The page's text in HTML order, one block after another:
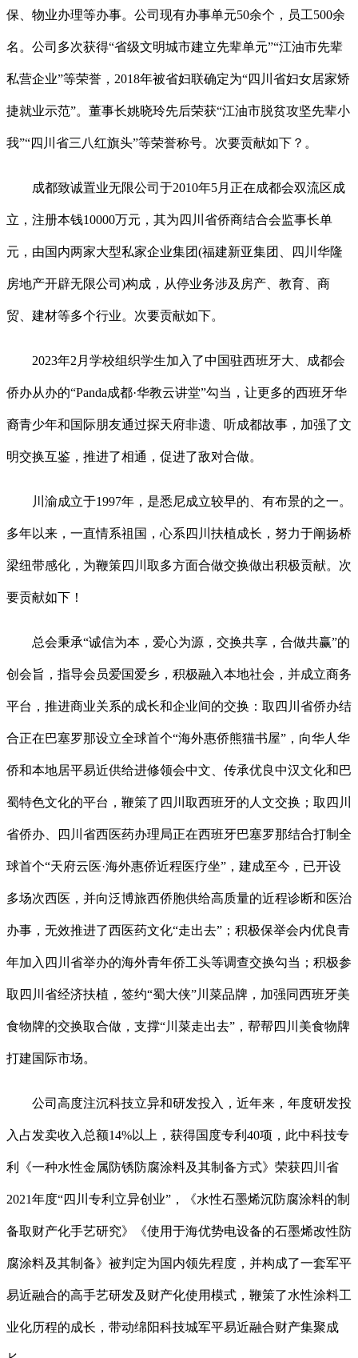
保、物业办理等办事。公司现有办事单元50余个，员工500余
名。公司多次获得“省级文明城市建立先辈单元”“江油市先辈
私营企业”等荣誉，2018年被省妇联确定为“四川省妇女居家矫
捷就业示范”。董事长姚晓玲先后荣获“江油市脱贫攻坚先辈小
我”“四川省三八红旗头”等荣誉称号。次要贡献如下？。
成都致诚置业无限公司于2010年5月正在成都会双流区成
立，注册本钱10000万元，其为四川省侨商结合会监事长单
元，由国内两家大型私家企业集团(福建新亚集团、四川华隆
房地产开辟无限公司)构成，从停业务涉及房产、教育、商
贸、建材等多个行业。次要贡献如下。
2023年2月学校组织学生加入了中国驻西班牙大、成都会
侨办从办的“Panda成都·华教云讲堂”勾当，让更多的西班牙华
裔青少年和国际朋友通过探天府非遗、听成都故事，加强了文
明交换互鉴，推进了相通，促进了敌对合做。
川渝成立于1997年，是悉尼成立较早的、有布景的之一。
多年以来，一直情系祖国，心系四川扶植成长，努力于阐扬桥
梁纽带感化，为鞭策四川取多方面合做交换做出积极贡献。次
要贡献如下！
总会秉承“诚信为本，爱心为源，交换共享，合做共赢”的
创会旨，指导会员爱国爱乡，积极融入本地社会，并成立商务
平台，推进商业关系的成长和企业间的交换：取四川省侨办结
合正在巴塞罗那设立全球首个“海外惠侨熊猫书屋”，向华人华
侨和本地居平易近供给进修领会中文、传承优良中汉文化和巴
蜀特色文化的平台，鞭策了四川取西班牙的人文交换；取四川
省侨办、四川省西医药办理局正在西班牙巴塞罗那结合打制全
球首个“天府云医·海外惠侨近程医疗坐”，建成至今，已开设
多场次西医，并向泛博旅西侨胞供给高质量的近程诊断和医治
办事，无效推进了西医药文化“走出去”；积极保举会内优良青
年加入四川省举办的海外青年侨工头等调查交换勾当；积极参
取四川省经济扶植，签约“蜀大侠”川菜品牌，加强同西班牙美
食物牌的交换取合做，支撑“川菜走出去”，帮帮四川美食物牌
打建国际市场。
公司高度注沉科技立异和研发投入，近年来，年度研发投
入占发卖收入总额14%以上，获得国度专利40项，此中科技专
利《一种水性金属防锈防腐涂料及其制备方式》荣获四川省
2021年度“四川专利立异创业”，《水性石墨烯沉防腐涂料的制
备取财产化手艺研究》《使用于海优势电设备的石墨烯改性防
腐涂料及其制备》被判定为国内领先程度，并构成了一套军平
易近融合的高手艺研发及财产化使用模式，鞭策了水性涂料工
业化历程的成长，带动绵阳科技城军平易近融合财产集聚成